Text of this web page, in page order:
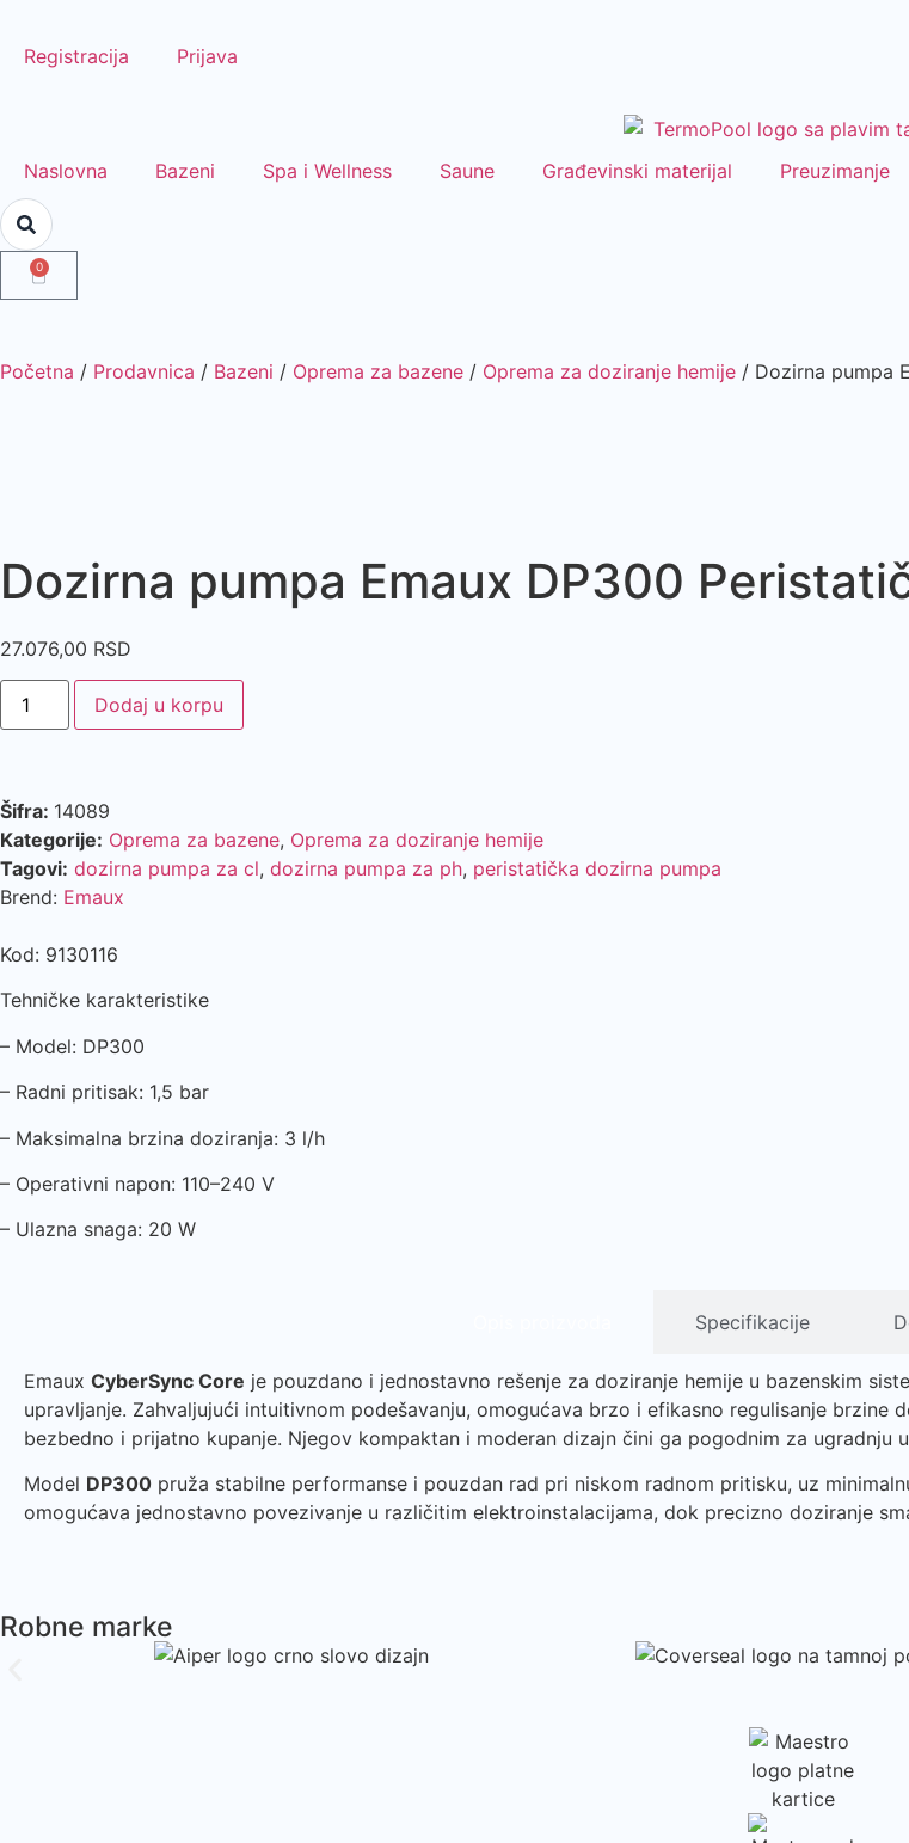
Registracija Prijava
Naslovna Bazeni Spa i Wellness Saune Građevinski materijal Preuzimanje
0
Početna / Prodavnica / Bazeni / Oprema za bazene / Oprema za doziranje hemije / Dozirna pumpa
Dozirna pumpa Emaux DP300
27.076,00 RSD
Dodaj u korpu
Šifra: 14089
Kategorije: Oprema za bazene, Oprema za doziranje hemije
Tagovi: dozirna pumpa za cl, dozirna pumpa za ph, peristatička dozirna pumpa
Brend: Emaux
Kod: 9130116
Tehničke karakteristike
– Model: DP300
– Radni pritisak: 1,5 bar
– Maksimalna brzina doziranja: 3 l/h
– Operativni napon: 110–240 V
– Ulazna snaga: 20 W
Specifikacije
Emaux CyberSync Core je pouzdano i jednostavno rešenje za doziranje hemije u bazenskim
upravljanje. Zahvaljujući intuitivnom podešavanju, omogućava brzo i efikasno regulisanje
bezbedno i prijatno kupanje. Njegov kompaktan i moderan dizajn čini ga pogodnim za ugradnju
Model DP300 pruža stabilne performanse i pouzdan rad pri niskom radnom pritisku, uz
omogućava jednostavno povezivanje u različitim elektroinstalacijama, dok precizno doziranje
Robne marke